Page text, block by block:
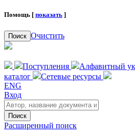
Помощь [ показать ]
Поиск Очистить
Поступления Алфавитный
каталог
Сетевые ресурсы
ENG
Вход
Поиск
Расширенный поиск